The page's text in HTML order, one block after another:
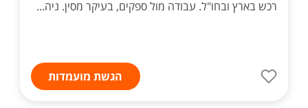
רכש בארץ ובחו"ל. עבודה מול ספקים, בעיקר מסין. ניה...
הגשת מועמדות